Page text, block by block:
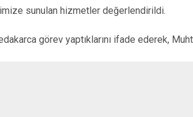
sunulan hizmetler değerlendirildi.
görev yaptıklarını ifade ederek,